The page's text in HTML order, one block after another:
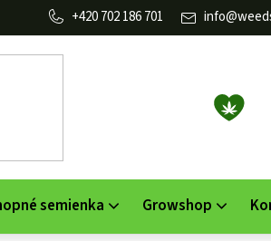
info@
702 186 701
semienka Growshop